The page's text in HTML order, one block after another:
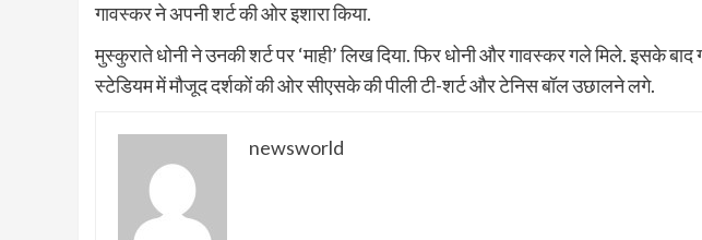
गावस्कर ने अपनी शर्ट की ओर इशारा किया.
मुस्कुराते धोनी ने उनकी शर्ट पर ‘माही’ लिख दिया. फिर धोनी और गावस्कर गले मिले. इसके
स्टेडियम में मौजूद दर्शकों की ओर सीएसके की पीली टी-शर्ट और टेनिस बॉल उछालने लगे.
newsworld